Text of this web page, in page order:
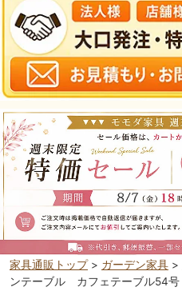
家具通販トップ> ガーデン家具 >
ンテーブル カフェテーブル54号